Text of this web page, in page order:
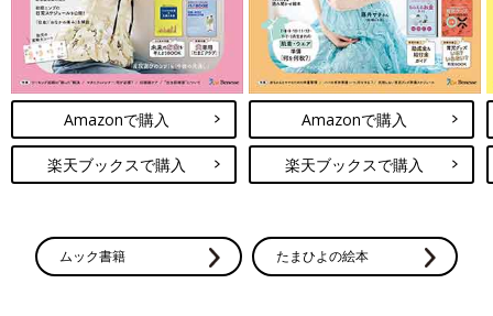
Amazonで購入
楽天ブックスで購入
Amazonで購入
楽天ブックスで購入
ムック書籍 たまひよの絵本